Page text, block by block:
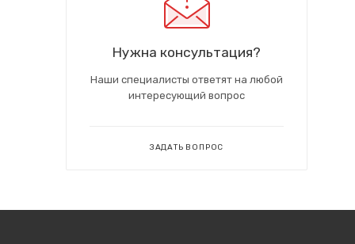
Нужна консультация?
Наши специалисты ответят на любой
интересующий вопрос
ЗАДАТЬ ВОПРОС